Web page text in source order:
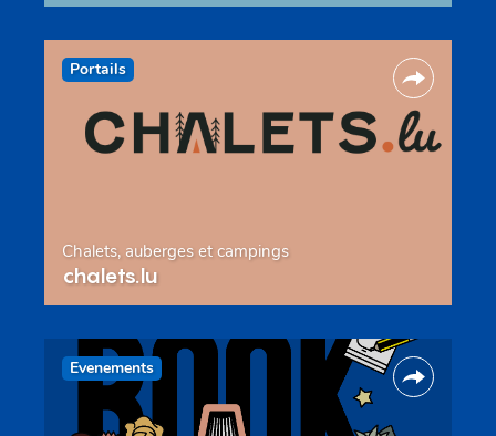
Portails
Chalets, auberges et campings
chalets.lu
Evenements